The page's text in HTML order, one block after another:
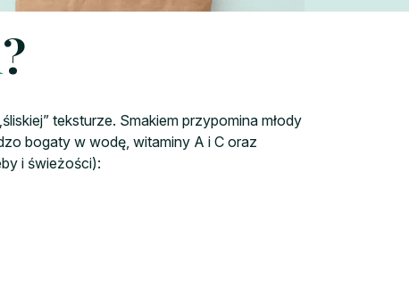
?
teksturze. Smakiem przypomina młody
bogaty w wodę, witaminy A i C oraz
i świeżości):